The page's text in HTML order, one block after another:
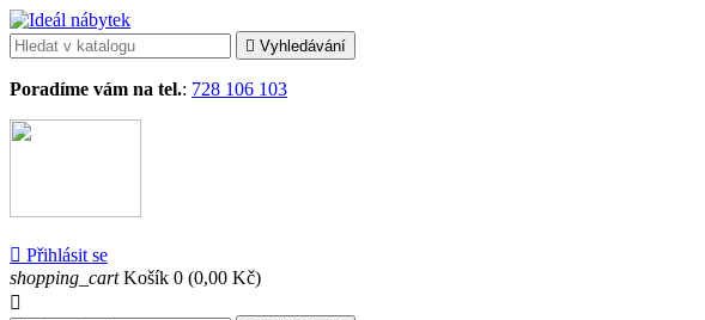
 Vyhledávání
Poradíme vám na tel.: 728 106 103
 Přihlásit se
shopping_cart Košík 0 (0,00 Kč)
